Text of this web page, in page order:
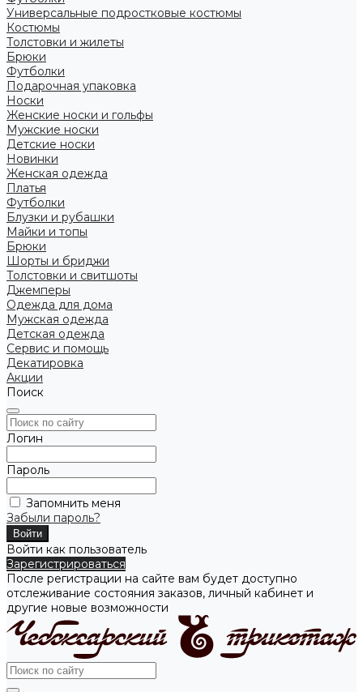
Универсальные подростковые костюмы
Костюмы
Толстовки и жилеты
Брюки
Футболки
Подарочная упаковка
Носки
Женские носки и гольфы
Мужские носки
Детские носки
Новинки
Женская одежда
Платья
Футболки
Блузки и рубашки
Майки и топы
Брюки
Шорты и бриджи
Толстовки и свитшоты
Джемперы
Одежда для дома
Мужская одежда
Детская одежда
Сервис и помощь
Декатировка
Акции
Поиск
Логин
Пароль
Запомнить меня
Забыли пароль?
Войти как пользователь
Зарегистрироваться
После регистрации на сайте вам будет доступно
отслеживание состояния заказов, личный кабинет и
другие новые возможности